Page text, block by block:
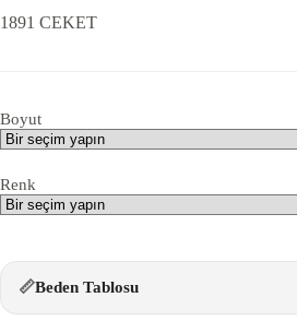
1891 CEKET
Boyut
Renk
📏Beden Tablosu